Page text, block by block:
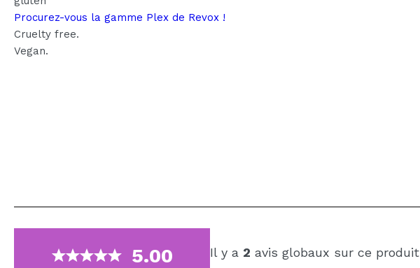
Procurez-vous la gamme Plex de Revox !
Cruelty free.
Vegan.
5.00 Il y a 2 avis globaux sur ce produit